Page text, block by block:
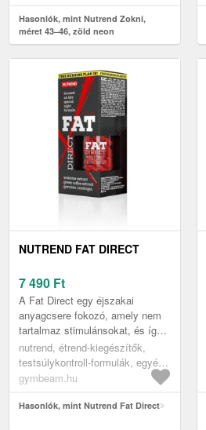
Hasonlók, mint Nutrend Zokni,
méret 43–46, zöld neon
NUTREND FAT DIRECT
7 490 Ft
A Fat Direct egy éjszakai
anyagcsere fokozó, amely nem
tartalmaz stimulánsokat, és így
nem rontja az alvás minőségét.
Természetes kivonatok hatását...
nutrend, étrend-kiegészítők,
testsúlykontroll-formulák, egyéb
testsúlykontroll-formulák
gymbeam.hu
Hasonlók, mint Nutrend Fat Direct